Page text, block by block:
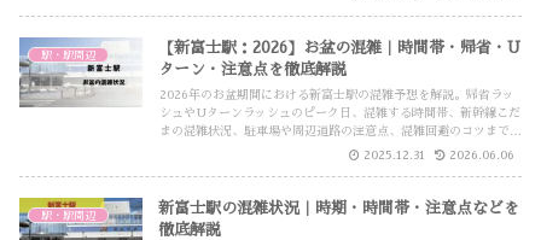
駅・駅周辺
【新富士駅：2026】お盆の混雑｜時間帯・帰省・U
ターン・注意点を徹底解説
2026年のお盆期間における新富士駅の混雑予想を解説。帰省ラッ
シュやUターンラッシュのピーク日、混雑する時間帯、新幹線こだ
まの混雑状況、駐車場や周辺道路の注意点、混雑回避のコツまで詳
2025.12.31 2026.06.06
駅・駅周辺
新富士駅の混雑状況｜時期・時間帯・注意点などを
徹底解説